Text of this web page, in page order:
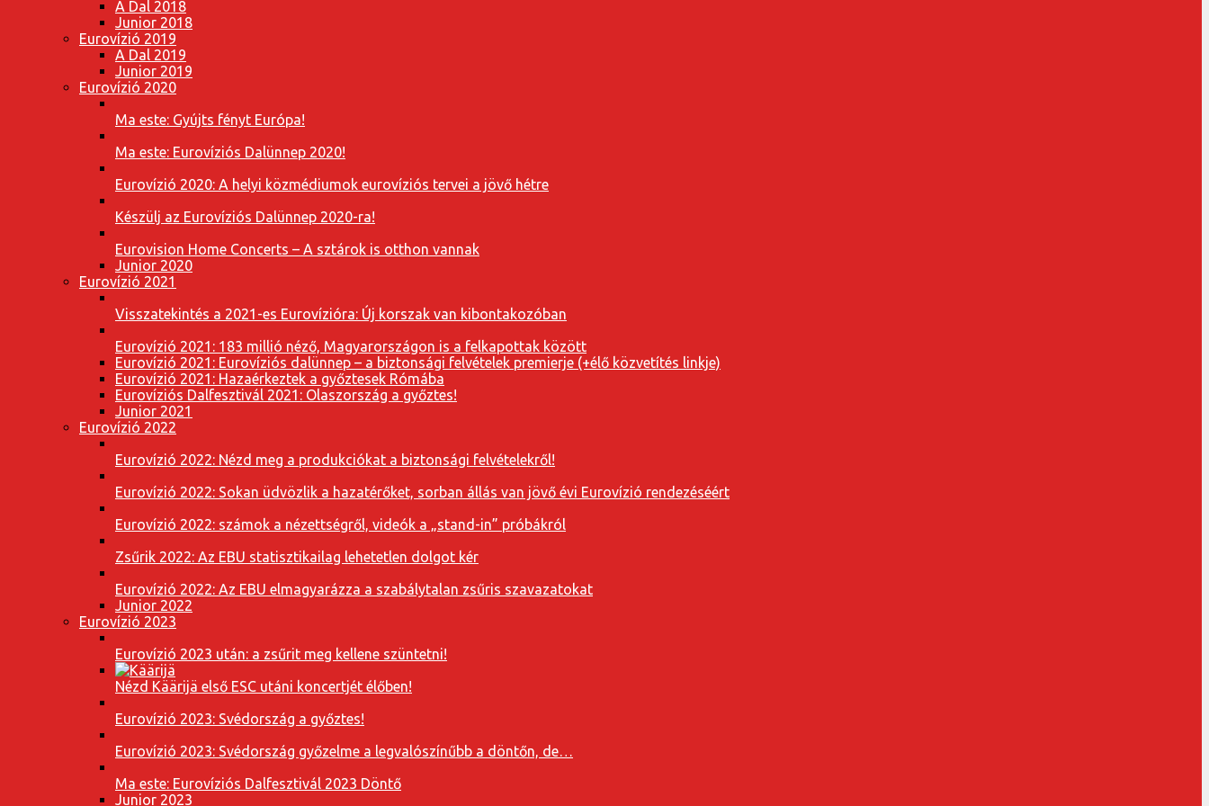
A Dal 2018
Junior 2018
Eurovízió 2019
A Dal 2019
Junior 2019
Eurovízió 2020
Ma este: Gyújts fényt Európa!
Ma este: Eurovíziós Dalünnep 2020!
Eurovízió 2020: A helyi közmédiumok eurovíziós tervei a jövő hétre
Készülj az Eurovíziós Dalünnep 2020-ra!
Eurovision Home Concerts – A sztárok is otthon vannak
Junior 2020
Eurovízió 2021
Visszatekintés a 2021-es Eurovízióra: Új korszak van kibontakozóban
Eurovízió 2021: 183 millió néző, Magyarországon is a felkapottak között
Eurovízió 2021: Eurovíziós dalünnep – a biztonsági felvételek premierje (+élő közvetítés linkje)
Eurovízió 2021: Hazaérkeztek a győztesek Rómába
Eurovíziós Dalfesztivál 2021: Olaszország a győztes!
Junior 2021
Eurovízió 2022
Eurovízió 2022: Nézd meg a produkciókat a biztonsági felvételekről!
Eurovízió 2022: Sokan üdvözlik a hazatérőket, sorban állás van jövő évi Eurovízió rendezéséért
Eurovízió 2022: számok a nézettségről, videók a „stand-in” próbákról
Zsűrik 2022: Az EBU statisztikailag lehetetlen dolgot kér
Eurovízió 2022: Az EBU elmagyarázza a szabálytalan zsűris szavazatokat
Junior 2022
Eurovízió 2023
Eurovízió 2023 után: a zsűrit meg kellene szüntetni!
Nézd Käärijä első ESC utáni koncertjét élőben!
Eurovízió 2023: Svédország a győztes!
Eurovízió 2023: Svédország győzelme a legvalószínűbb a döntőn, de…
Ma este: Eurovíziós Dalfesztivál 2023 Döntő
Junior 2023